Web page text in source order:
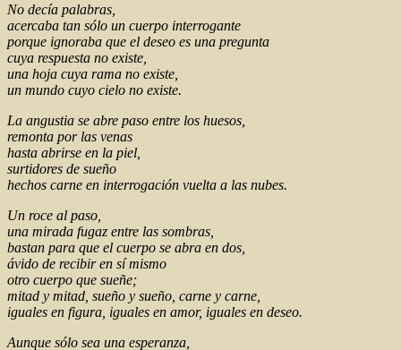
No decía palabras,
acercaba tan sólo un cuerpo interrogante
porque ignoraba que el deseo es una pregunta
cuya respuesta no existe,
una hoja cuya rama no existe,
un mundo cuyo cielo no existe.
La angustia se abre paso entre los huesos,
remonta por las venas
hasta abrirse en la piel,
surtidores de sueño
hechos carne en interrogación vuelta a las nubes.
Un roce al paso,
una mirada fugaz entre las sombras,
bastan para que el cuerpo se abra en dos,
ávido de recibir en sí mismo
otro cuerpo que sueñe;
mitad y mitad, sueño y sueño, carne y carne,
iguales en figura, iguales en amor, iguales en deseo.
Aunque sólo sea una esperanza,